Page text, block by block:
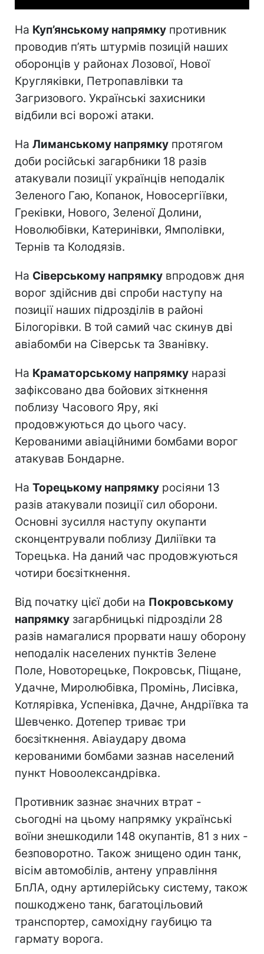
На Куп’янському напрямку противник
проводив п’ять штурмів позицій наших
оборонців у районах Лозової, Нової
Кругляківки, Петропавлівки та
Загризового. Українські захисники
відбили всі ворожі атаки.
На Лиманському напрямку протягом
доби російські загарбники 18 разів
атакували позиції українців неподалік
Зеленого Гаю, Копанок, Новосергіївки,
Греківки, Нового, Зеленої Долини,
Новолюбівки, Катеринівки, Ямполівки,
Тернів та Колодязів.
На Сіверському напрямку впродовж дня
ворог здійснив дві спроби наступу на
позиції наших підрозділів в районі
Білогорівки. В той самий час скинув дві
авіабомби на Сіверськ та Званівку.
На Краматорському напрямку наразі
зафіксовано два бойових зіткнення
поблизу Часового Яру, які
продовжуються до цього часу.
Керованими авіаційними бомбами ворог
атакував Бондарне.
На Торецькому напрямку росіяни 13
разів атакували позиції сил оборони.
Основні зусилля наступу окупанти
сконцентрували поблизу Диліївки та
Торецька. На даний час продовжуються
чотири боєзіткнення.
Від початку цієї доби на Покровському
напрямку загарбницькі підрозділи 28
разів намагалися прорвати нашу оборону
неподалік населених пунктів Зелене
Поле, Новоторецьке, Покровськ, Піщане,
Удачне, Миролюбівка, Промінь, Лисівка,
Котлярівка, Успенівка, Дачне, Андріївка та
Шевченко. Дотепер триває три
боєзіткнення. Авіаудару двома
керованими бомбами зазнав населений
пункт Новоолександрівка.
Противник зазнає значних втрат -
сьогодні на цьому напрямку українські
воїни знешкодили 148 окупантів, 81 з них -
безповоротно. Також знищено один танк,
вісім автомобілів, антену управління
БпЛА, одну артилерійську систему, також
пошкоджено танк, багатоцільовий
транспортер, самохідну гаубицю та
гармату ворога.